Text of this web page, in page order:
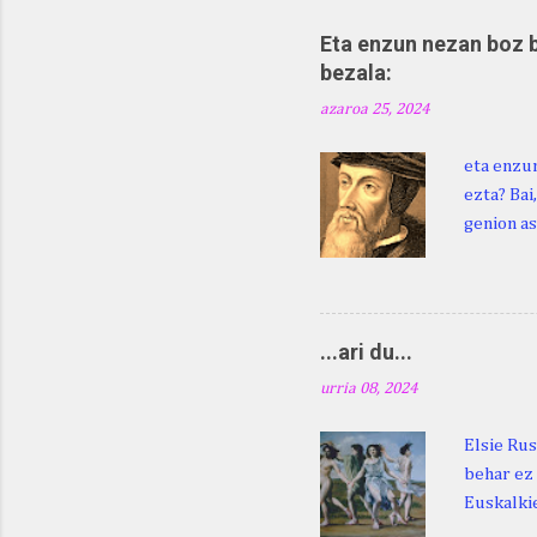
Eta enzun nezan
bezala:
azaroa 25, 2024
eta
ezta?
genion
digu
Duhauk
...ari du...
urria 08, 2024
Elsie
behar